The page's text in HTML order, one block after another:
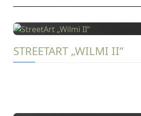
STREETART „WILMI II“